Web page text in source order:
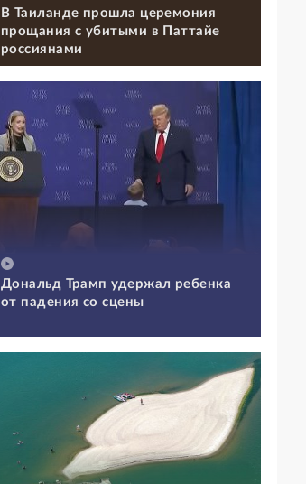
В Таиланде прошла церемония
прощания с убитыми в Паттайе
россиянами
Дональд Трамп удержал ребенка
от падения со сцены